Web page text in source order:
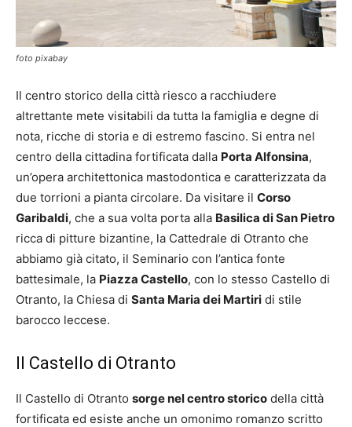
foto pixabay
Il centro storico della città riesco a racchiudere
altrettante mete visitabili da tutta la famiglia e degne di
nota, ricche di storia e di estremo fascino. Si entra nel
centro della cittadina fortificata dalla Porta Alfonsina,
un’opera architettonica mastodontica e caratterizzata da
due torrioni a pianta circolare. Da visitare il Corso
Garibaldi, che a sua volta porta alla Basilica di San Pietro
ricca di pitture bizantine, la Cattedrale di Otranto che
abbiamo già citato, il Seminario con l’antica fonte
battesimale, la Piazza Castello, con lo stesso Castello di
Otranto, la Chiesa di Santa Maria dei Martiri di stile
barocco leccese.
Il Castello di Otranto
Il Castello di Otranto sorge nel centro storico della città
fortificata ed esiste anche un omonimo romanzo scritto